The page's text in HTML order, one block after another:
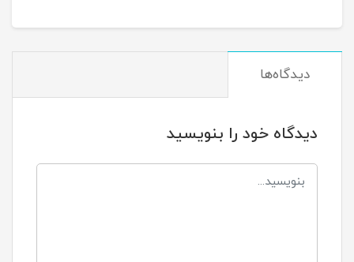
دیدگاه‌ها
دیدگاه خود را بنویسید